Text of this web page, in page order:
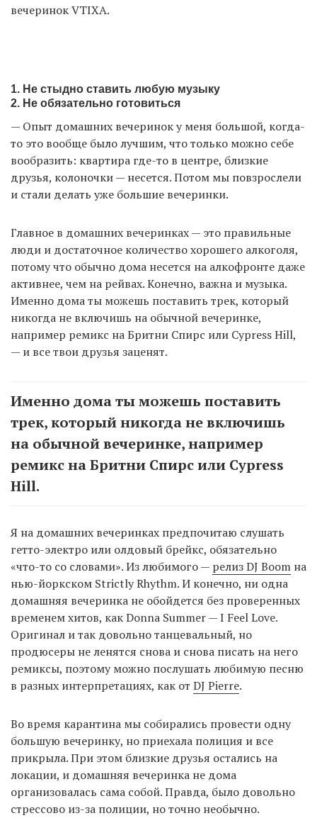
вечеринок VTIXA.
1. Не стыдно ставить любую музыку
2. Не обязательно готовиться
— Опыт домашних вечеринок у меня большой, когда-
то это вообще было лучшим, что только можно себе
вообразить: квартира где-то в центре, близкие
друзья, колоночки — несется. Потом мы повзрослели
и стали делать уже большие вечеринки.
Главное в домашних вечеринках — это правильные
люди и достаточное количество хорошего алкоголя,
потому что обычно дома несется на алкофронте даже
активнее, чем на рейвах. Конечно, важна и музыка.
Именно дома ты можешь поставить трек, который
никогда не включишь на обычной вечеринке,
например ремикс на Бритни Спирс или Cypress Hill,
— и все твои друзья заценят.
Именно дома ты можешь поставить
трек, который никогда не включишь
на обычной вечеринке, например
ремикс на Бритни Спирс или Cypress
Hill.
Я на домашних вечеринках предпочитаю слушать
гетто-электро или олдовый брейкс, обязательно
«что-то со словами». Из любимого — релиз DJ Boom на
нью-йоркском Strictly Rhythm. И конечно, ни одна
домашняя вечеринка не обойдется без проверенных
временем хитов, как Donna Summer — I Feel Love.
Оригинал и так довольно танцевальный, но
продюсеры не ленятся снова и снова писать на него
ремиксы, поэтому можно послушать любимую песню
в разных интерпретациях, как от DJ Pierre.
Во время карантина мы собирались провести одну
большую вечеринку, но приехала полиция и все
прикрыла. При этом близкие друзья остались на
локации, и домашняя вечеринка не дома
организовалась сама собой. Правда, было довольно
стрессово из-за полиции, но точно необычно.